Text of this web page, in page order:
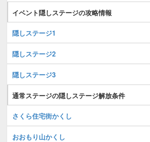
イベント隠しステージの攻略情報
隠しステージ1
隠しステージ2
隠しステージ3
通常ステージの隠しステージ解放条件
さくら住宅街かくし
おおもり山かくし